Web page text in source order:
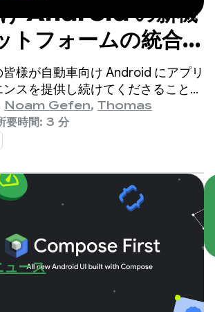
け Android の新機
トフォームの統合と
エクスペリエンス
様が自動車向け Android にアプリ
スを提供し続けてくださること
変喜ばしく思っています。昨年
と Google 搭載車のアプリ エコ
い成長と勢いを維持しました。
Noam Gefen, Thomas
要時間: 3 分
ュース
UI 開発は